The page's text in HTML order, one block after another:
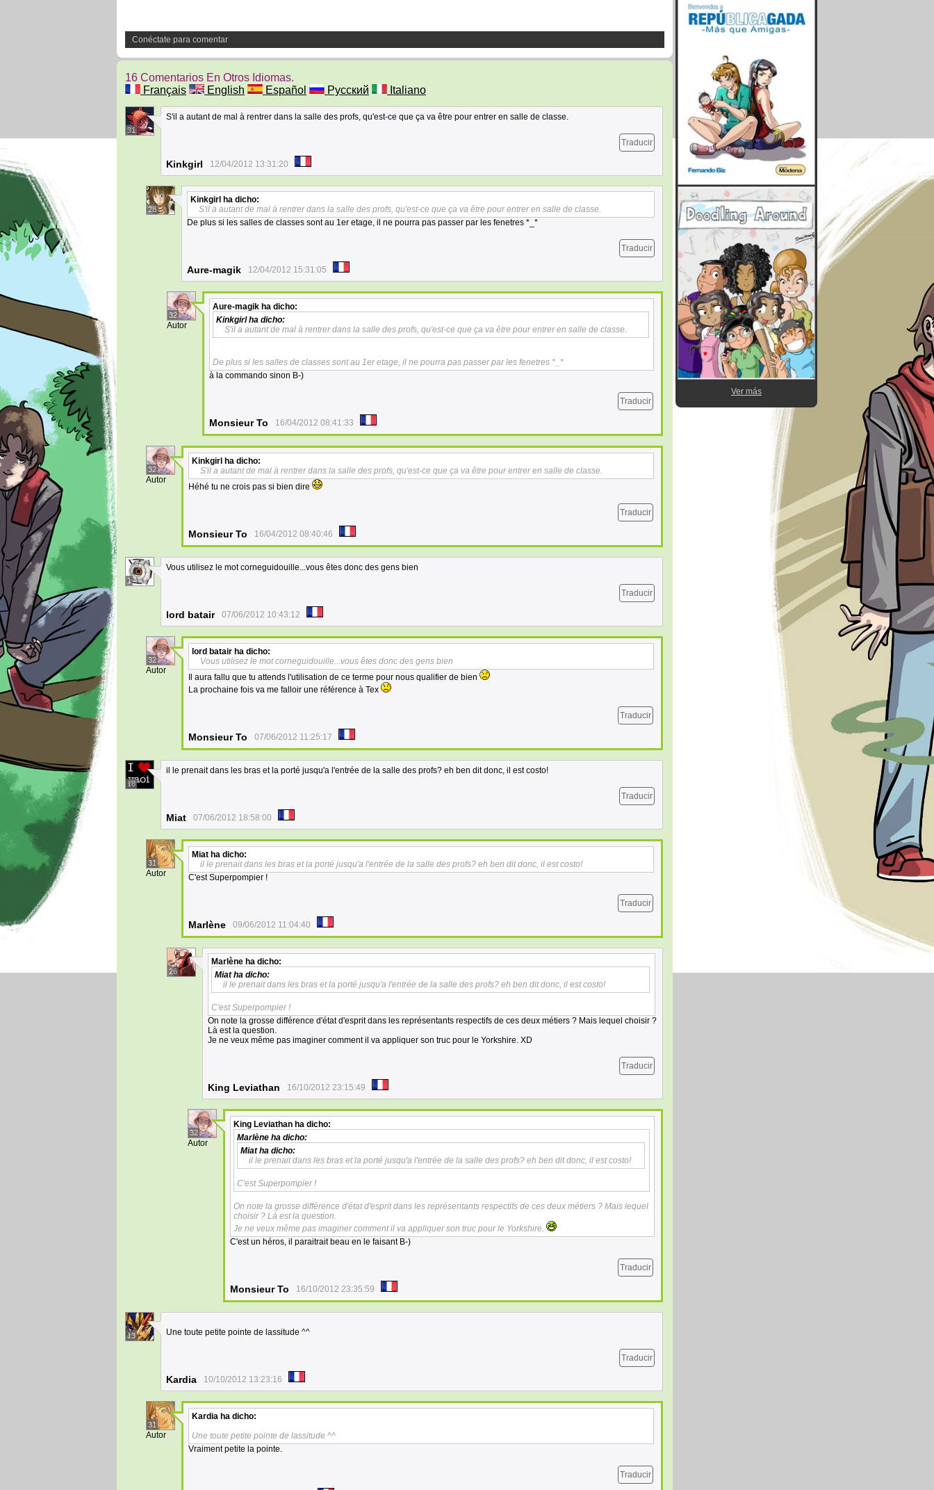
Conéctate para comentar
16 Comentarios En Otros Idiomas.
Français
English Español Русский Italiano
31
S'il a autant de mal à rentrer dans la salle des profs, qu'est-ce que ça va être pour entrer en salle de classe.
Traducir
Kinkgirl 12/04/2012 13:31:20
28
Kinkgirl ha dicho:
S'il a autant de mal à rentrer dans la salle des profs, qu'est-ce que ça va être pour entrer en salle de classe.
De plus si les salles de classes sont au 1er etage, il ne pourra pas passer par les fenetres *_*
Traducir
Aure-magik 12/04/2012 15:31:05
32
Autor
Aure-magik ha dicho:
Kinkgirlha dicho:
S'il a autant de mal à rentrer dans la salle des profs, qu'est-ce que ça va être pour entrer en salle de classe.
De plus si les salles de classes sont au 1er etage, il ne pourra pas passer par les fenetres *_*
à la commando sinon B-)
Traducir
Monsieur To 16/04/2012 08:41:33
32
Autor
Kinkgirl ha dicho:
S'il a autant de mal à rentrer dans la salle des profs, qu'est-ce que ça va être pour entrer en salle de classe.
Héhé tu ne crois pas si bien dire
Traducir
Monsieur To 16/04/2012 08:40:46
1
Vous utilisez le mot corneguidouille...vous êtes donc des gens bien
Traducir
lord batair 07/06/2012 10:43:12
32
Autor
lord batair ha dicho:
Vous utilisez le mot corneguidouille...vous êtes donc des gens bien
Il aura fallu que tu attends l'utilisation de ce terme pour nous qualifier de bien
La prochaine fois va me falloir une référence à Tex
Traducir
Monsieur To 07/06/2012 11:25:17
18
il le prenait dans les bras et la porté jusqu'a l'entrée de la salle des profs? eh ben dit donc, il est costo!
Traducir
Miat 07/06/2012 18:58:00
31
Autor
Miat ha dicho:
il le prenait dans les bras et la porté jusqu'a l'entrée de la salle des profs? eh ben dit donc, il est costo!
C'est Superpompier !
Traducir
Marlène 09/06/2012 11:04:40
26
Marlène ha dicho:
Miatha dicho:
il le prenait dans les bras et la porté jusqu'a l'entrée de la salle des profs? eh ben dit donc, il est costo!
C'est Superpompier !
On note la grosse différence d'état d'esprit dans les représentants respectifs de ces deux métiers ? Mais lequel choisir ?
Là est la question.
Je ne veux même pas imaginer comment il va appliquer son truc pour le Yorkshire. XD
Traducir
King Leviathan 16/10/2012 23:15:49
32
Autor
King Leviathan ha dicho:
Marlène ha dicho:
Miatha dicho:
il le prenait dans les bras et la porté jusqu'a l'entrée de la salle des profs? eh ben dit donc, il est costo!
C'est Superpompier !
On note la grosse différence d'état d'esprit dans les représentants respectifs de ces deux métiers ? Mais lequel
choisir ? Là est la question.
Je ne veux même pas imaginer comment il va appliquer son truc pour le Yorkshire.
C'est un héros, il paraitrait beau en le faisant B-)
Traducir
Monsieur To 16/10/2012 23:35:59
13 Une toute petite pointe de lassitude ^^
Traducir
Kardia 10/10/2012 13:23:16
31
Autor
Kardia ha dicho:
Une toute petite pointe de lassitude ^^
Vraiment petite la pointe.
Traducir
Ver más